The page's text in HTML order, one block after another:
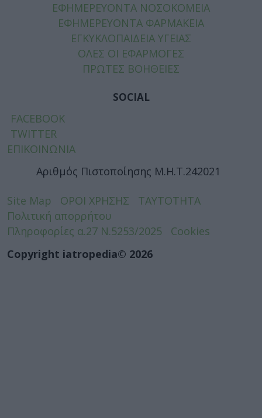
ΕΦΗΜΕΡΕΥΟΝΤΑ ΝΟΣΟΚΟΜΕΙΑ
ΕΦΗΜΕΡΕΥΟΝΤΑ ΦΑΡΜΑΚΕΙΑ
ΕΓΚΥΚΛΟΠΑΙΔΕΙΑ ΥΓΕΙΑΣ
ΟΛΕΣ ΟΙ ΕΦΑΡΜΟΓΕΣ
ΠΡΩΤΕΣ ΒΟΗΘΕΙΕΣ
SOCIAL
FACEBOOK
TWITTER
ΕΠΙΚΟΙΝΩΝΙΑ
Αριθμός Πιστοποίησης Μ.Η.Τ.242021
Site Map ΟΡΟΙ ΧΡΗΣΗΣ
ΤΑΥΤΟΤΗΤΑ
Πολιτική απορρήτου
Πληροφορίες α.27 Ν.5253/2025
Cookies
Copyright iatropedia© 2026